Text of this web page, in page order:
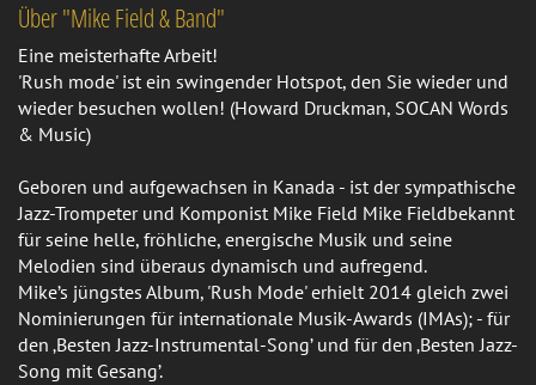
Über "Mike Field & Band"
Eine meisterhafte Arbeit!
'Rush mode' ist ein swingender Hotspot, den Sie wieder und
wieder besuchen wollen! (Howard Druckman, SOCAN Words
& Music)
Geboren und aufgewachsen in Kanada - ist der sympathische
Jazz-Trompeter und Komponist Mike Field Mike Fieldbekannt
für seine helle, fröhliche, energische Musik und seine
Melodien sind überaus dynamisch und aufregend.
Mike’s jüngstes Album, 'Rush Mode' erhielt 2014 gleich zwei
Nominierungen für internationale Musik-Awards (IMAs); - für
den ‚Besten Jazz-Instrumental-Song’ und für den ‚Besten Jazz-
Song mit Gesang’.